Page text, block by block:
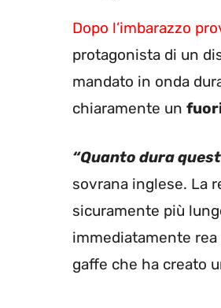
Dopo l’imbarazzo
protagonista di un
mandato in onda
chiaramente un
“Quanto dura
sovrana inglese. La
sicuramente più
immediatamente
gaffe che ha creato